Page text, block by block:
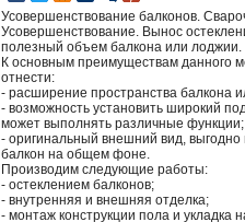
Усовершенствование балконов.
Усовершенствование. Вынос
полезный объем балкона или лоджии.
К основным преимуществам данного
отнести:
- расширение пространства балкона
- возможность установить широкий
может выполнять различные функции;
- оригинальный внешний вид,
балкон на общем фоне.
Производим следующие работы:
- остеклением балконов;
- внутренняя и внешняя отделка;
- монтаж конструкции пола и укладка